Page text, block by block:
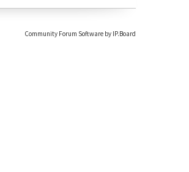
Community Forum Software by IP.Board